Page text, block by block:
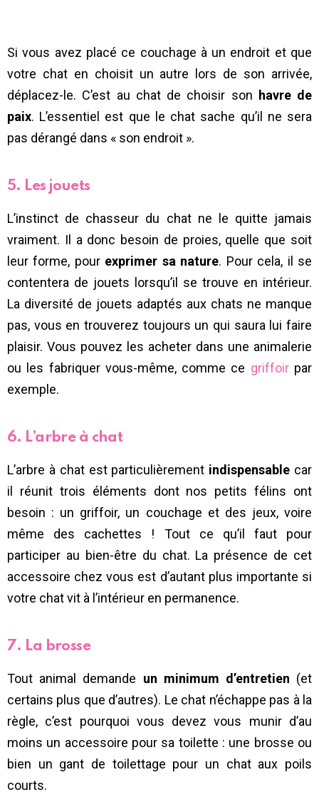
Si vous avez placé ce couchage à un endroit et que
votre chat en choisit un autre lors de son arrivée,
déplacez-le. C’est au chat de choisir son havre de
paix. L’essentiel est que le chat sache qu’il ne sera
pas dérangé dans « son endroit ».
5. Les jouets
L’instinct de chasseur du chat ne le quitte jamais
vraiment. Il a donc besoin de proies, quelle que soit
leur forme, pour exprimer sa nature. Pour cela, il se
contentera de jouets lorsqu’il se trouve en intérieur.
La diversité de jouets adaptés aux chats ne manque
pas, vous en trouverez toujours un qui saura lui faire
plaisir. Vous pouvez les acheter dans une animalerie
ou les fabriquer vous-même, comme ce griffoirpar
exemple.
6. L’arbre à chat
L’arbre à chat est particulièrement indispensable car
il réunit trois éléments dont nos petits félins ont
besoin : un griffoir, un couchage et des jeux, voire
même des cachettes ! Tout ce qu’il faut pour
participer au bien-être du chat. La présence de cet
accessoire chez vous est d’autant plus importante si
votre chat vit à l’intérieur en permanence.
7. La brosse
Tout animal demande un minimum d’entretien (et
certains plus que d’autres). Le chat n’échappe pas à la
règle, c’est pourquoi vous devez vous munir d’au
moins un accessoire pour sa toilette : une brosse ou
bien un gant de toilettage pour un chat aux poils
courts.